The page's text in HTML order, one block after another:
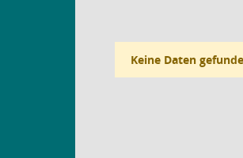
Keine Daten